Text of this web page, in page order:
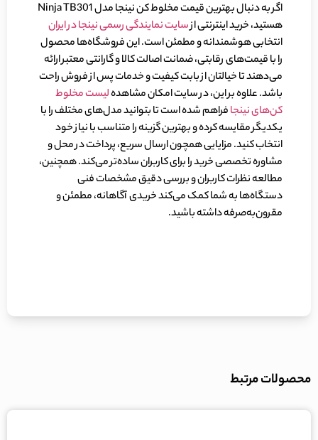
اگر به دنبال بهترین قیمت مخلوط کن نینجا مدل Ninja TB301
هستید، خرید اینترنتی ازسایت نمایندگی رسمی نینجا در ایران
انتخابی هوشمندانه و مطمئن است. این فروشگاه‌ها محصول
را با قیمت‌های رقابتی، ضمانت اصالت کالا و گارانتی معتبر ارائه
می‌دهند تا خیالتان از بابت کیفیت و خدمات پس از فروش راحت
باشد. علاوه بر این، در سایت امکان مشاهدهلیست مخلوط
کن‌های نینجافراهم شده است تا بتوانید مدل‌های مختلف را با
یکدیگر مقایسه کرده و بهترین گزینه را متناسب با نیاز خود
انتخاب کنید. مزایایی همچون ارسال سریع، پرداخت در محل و
مشاوره تخصصی خرید را برای کاربران ساده‌تر می‌کند. همچنین،
مطالعه نظرات کاربران و بررسی دقیق مشخصات فنی
دستگاه‌ها به شما کمک می‌کند خریدی آگاهانه، مطمئن و
مقرون‌به‌صرفه داشته باشید.
محصولات مرتبط